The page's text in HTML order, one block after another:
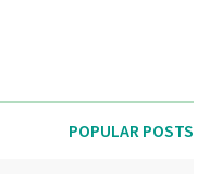
POPULAR POSTS